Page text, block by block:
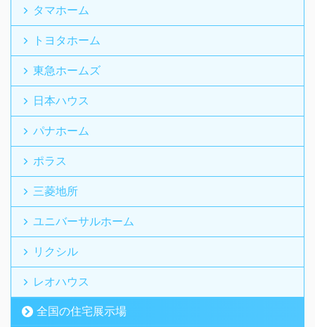
タマホーム
トヨタホーム
東急ホームズ
日本ハウス
パナホーム
ポラス
三菱地所
ユニバーサルホーム
リクシル
レオハウス
全国の住宅展示場